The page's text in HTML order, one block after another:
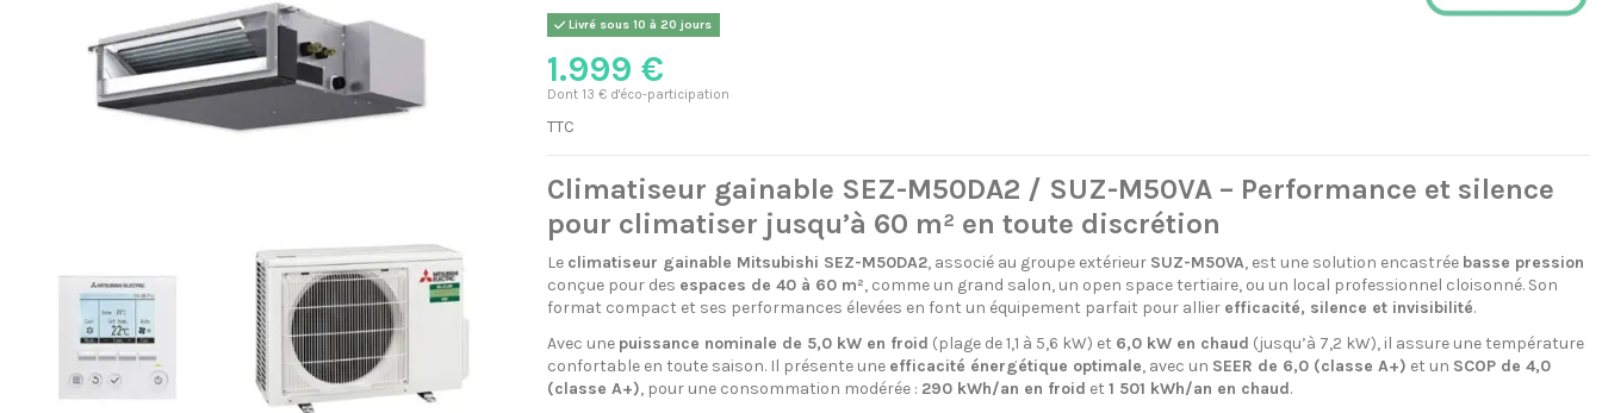
Livré sous 10 à 20 jours
1.999 €
Dont 13 € d'éco-participation
TTC
Climatiseur gainable SEZ-M50DA2 / SUZ-M50VA – Performance et silence
pour climatiser jusqu’à 60 m² en toute discrétion
Le climatiseur gainable Mitsubishi SEZ-M50DA2, associé au groupe extérieur SUZ-M50VA, est une solution encastrée basse pression
conçue pour des espaces de 40 à 60 m², comme un grand salon, un open space tertiaire, ou un local professionnel cloisonné. Son
format compact et ses performances élevées en font un équipement parfait pour allier efficacité, silence et invisibilité.
Avec une puissance nominale de 5,0 kW en froid (plage de 1,1 à 5,6 kW) et 6,0 kW en chaud (jusqu’à 7,2 kW), il assure une température
confortable en toute saison. Il présente une efficacité énergétique optimale, avec un SEER de 6,0 (classe A+) et un SCOP de 4,0
(classe A+), pour une consommation modérée : 290 kWh/an en froid et 1 501 kWh/an en chaud.